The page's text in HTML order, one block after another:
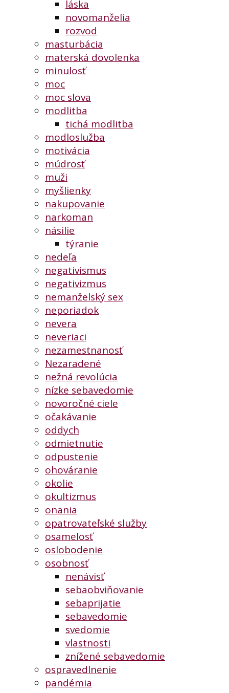
láska
novomanželia
rozvod
masturbácia
materská dovolenka
minulosť
moc
moc slova
modlitba
tichá modlitba
modloslužba
motivácia
múdrosť
muži
myšlienky
nakupovanie
narkoman
násilie
týranie
nedeľa
negativismus
negativizmus
nemanželský sex
neporiadok
nevera
neveriaci
nezamestnanosť
Nezaradené
nežná revolúcia
nízke sebavedomie
novoročné ciele
očakávanie
oddych
odmietnutie
odpustenie
ohováranie
okolie
okultizmus
onania
opatrovateľské služby
osamelosť
oslobodenie
osobnosť
nenávisť
sebaobviňovanie
sebaprijatie
sebavedomie
svedomie
vlastnosti
znížené sebavedomie
ospravedlnenie
pandémia